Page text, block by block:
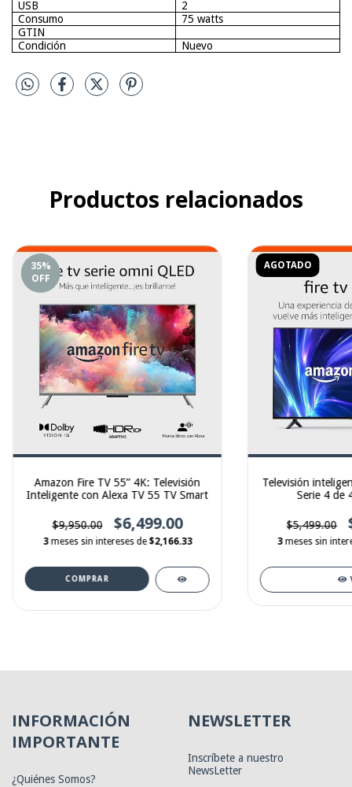
USB
2
Consumo
75 watts
GTIN
Condición
Nuevo
Productos relacionados
35%
OFF
Amazon Fire TV 55” 4K: Televisión
Inteligente con Alexa TV 55 TV Smart
$9,950.00 $6,499.00
3 meses sin intereses de$2,166.33
COMPRAR
AGOTADO
Televisión
Serie 4 de
$5,499.00
3 meses sin
INFORMACIÓN
IMPORTANTE
¿Quiénes Somos?
NEWSLETTER
Inscríbete a nuestro
NewsLetter